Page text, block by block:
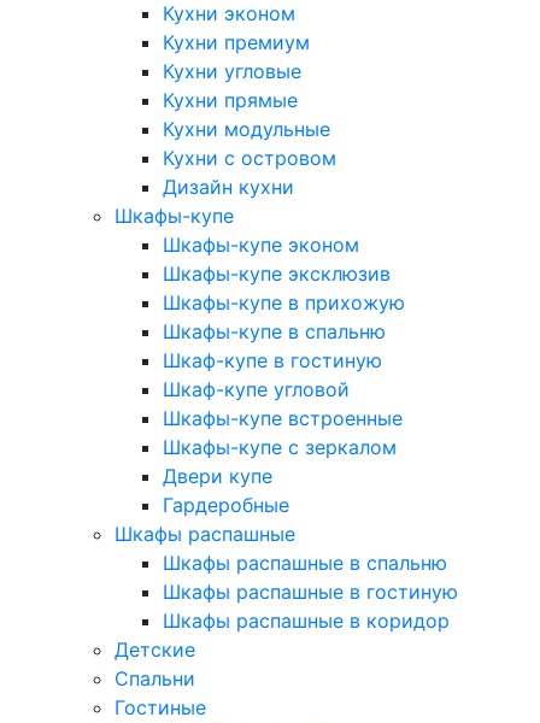
Кухни эконом
Кухни премиум
Кухни угловые
Кухни прямые
Кухни модульные
Кухни с островом
Дизайн кухни
Шкафы-купе
Шкафы-купе эконом
Шкафы-купе эксклюзив
Шкафы-купе в прихожую
Шкафы-купе в спальню
Шкаф-купе в гостиную
Шкаф-купе угловой
Шкафы-купе встроенные
Шкафы-купе с зеркалом
Двери купе
Гардеробные
Шкафы распашные
Шкафы распашные в спальню
Шкафы распашные в гостиную
Шкафы распашные в коридор
Детские
Спальни
Гостиные